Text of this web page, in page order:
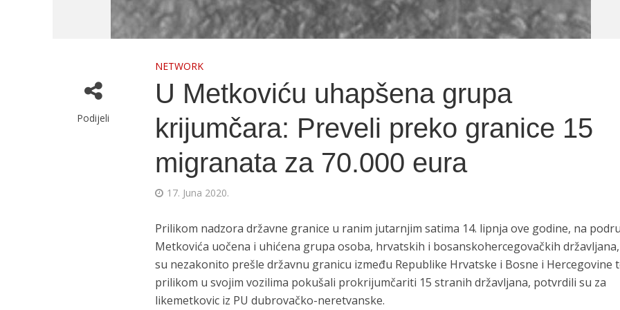
Podijeli
NETWORK
U Metkoviću uhapšena grupa
krijumčara: Preveli preko granice 15
migranata za 70.000 eura
17. Juna 2020.
Prilikom nadzora državne granice u ranim jutarnjim satima 14. lipnja ove godine, na
Metkovića uočena i uhićena grupa osoba, hrvatskih i bosanskohercegovačkih
su nezakonito prešle državnu granicu između Republike Hrvatske i Bosne i Hercegovine
prilikom u svojim vozilima pokušali prokrijumčariti 15 stranih državljana, potvrdili su za
likemetkovic iz PU dubrovačko-neretvanske.